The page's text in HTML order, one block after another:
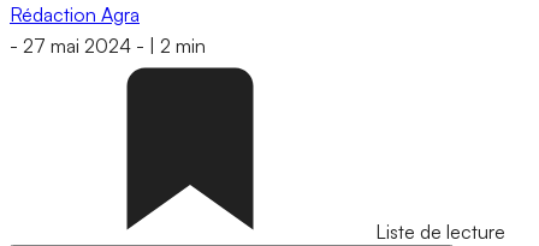
Rédaction Agra
- 27 mai 2024 - 2 min
Liste de lecture